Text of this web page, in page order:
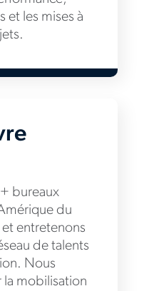
et les mises à
bureaux
du
entretenons
de talents
Nous
mobilisation